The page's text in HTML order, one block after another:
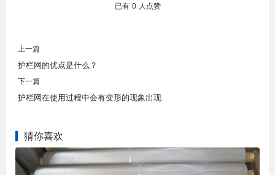
已有 0 人点赞
上一篇
护栏网的优点是什么？
下一篇
护栏网在使用过程中会有变形的现象出现
猜你喜欢